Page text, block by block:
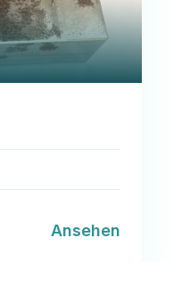
Ansehen